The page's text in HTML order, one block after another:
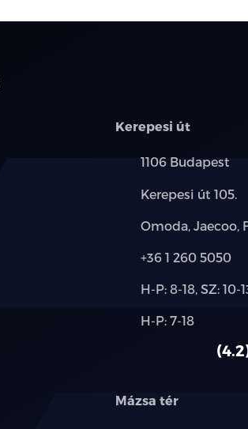
Kerepesi út
Település:
1106 Budapest
Cím:
Kerepesi út 105.
Márkák:
Omoda, Jaecoo,
Telefon:
+36 1 260 5050
Új-
használt
H-P: 8-18, SZ: 10-
Alkatrész,
H-P: 7-18
4.2
Mázsa tér